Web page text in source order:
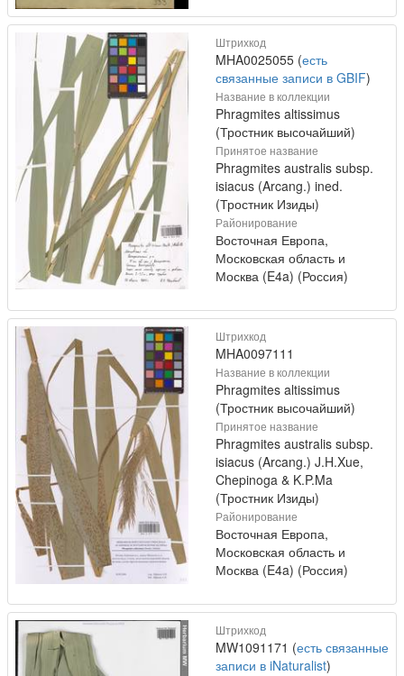
Штрихкод
MHA0025055 (есть
связанные записи в GBIF)
Название в коллекции
Phragmites altissimus
(Тростник высочайший)
Принятое название
Phragmites australis subsp.
isiacus (Arcang.) ined.
(Тростник Изиды)
Районирование
Восточная Европа,
Московская область и
Москва (E4a) (Россия)
Штрихкод
MHA0097111
Название в коллекции
Phragmites altissimus
(Тростник высочайший)
Принятое название
Phragmites australis subsp.
isiacus (Arcang.) J.H.Xue,
Chepinoga & K.P.Ma
(Тростник Изиды)
Районирование
Восточная Европа,
Московская область и
Москва (E4a) (Россия)
Штрихкод
MW1091171 (есть связанные
записи в iNaturalist)